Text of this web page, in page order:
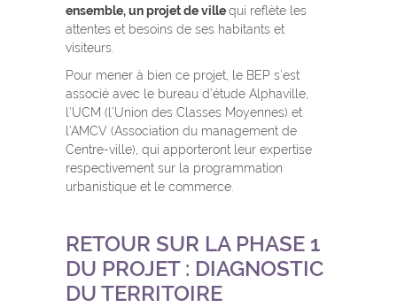
ensemble, un projet de villequi reflète les
attentes et besoins de ses habitants et
visiteurs.
Pour mener à bien ce projet, le BEP s’est
associé avec le bureau d’étude Alphaville,
l’UCM (l’Union des Classes Moyennes) et
l’AMCV (Association du management de
Centre-ville), qui apporteront leur expertise
respectivement sur la programmation
urbanistique et le commerce.
RETOUR SUR LA PHASE 1
DU PROJET : DIAGNOSTIC
DU TERRITOIRE